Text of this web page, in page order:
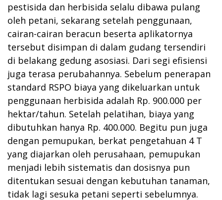
pestisida dan herbisida selalu dibawa pulang
oleh petani, sekarang setelah penggunaan,
cairan-cairan beracun beserta aplikatornya
tersebut disimpan di dalam gudang tersendiri
di belakang gedung asosiasi. Dari segi efisiensi
juga terasa perubahannya. Sebelum penerapan
standard RSPO biaya yang dikeluarkan untuk
penggunaan herbisida adalah Rp. 900.000 per
hektar/tahun. Setelah pelatihan, biaya yang
dibutuhkan hanya Rp. 400.000. Begitu pun juga
dengan pemupukan, berkat pengetahuan 4 T
yang diajarkan oleh perusahaan, pemupukan
menjadi lebih sistematis dan dosisnya pun
ditentukan sesuai dengan kebutuhan tanaman,
tidak lagi sesuka petani seperti sebelumnya.